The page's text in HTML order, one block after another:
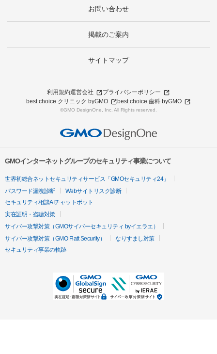
お問い合わせ
掲載のご案内
サイトマップ
利用規約運営会社
プライバシーポリシー
best choice クリニック byGMO
best choice 歯科 byGMO
©GMO DesignOne, Inc. All Rights reserved.
GMOインターネットグループのセキュリティ事業について
世界初総合ネットセキュリティサービス「GMOセキュリティ24」
パスワード漏洩診断
Webサイトリスク診断
セキュリティ相談AIチャットボット
実在証明・盗聴対策
サイバー攻撃対策（GMOサイバーセキュリティ byイエラエ）
サイバー攻撃対策（GMO Flatt Security）
なりすまし対策
セキュリティ事業の軌跡